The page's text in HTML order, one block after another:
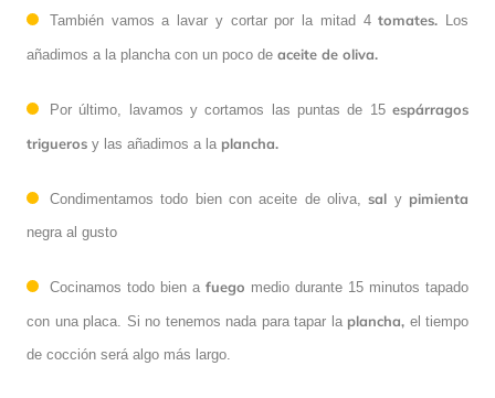
También vamos a lavar y cortar por la mitad 4tomates. Los
añadimos a la plancha con un poco de aceite de oliva.
Por último, lavamos y cortamos las puntas de 15espárragos
trigueros y las añadimos a la plancha.
Condimentamos todo bien con aceite de oliva,sal y pimienta
negra al gusto
Cocinamos todo bien a fuego medio durante 15 minutos tapado
con una placa. Si no tenemos nada para tapar la plancha, el tiempo
de cocción será algo más largo.